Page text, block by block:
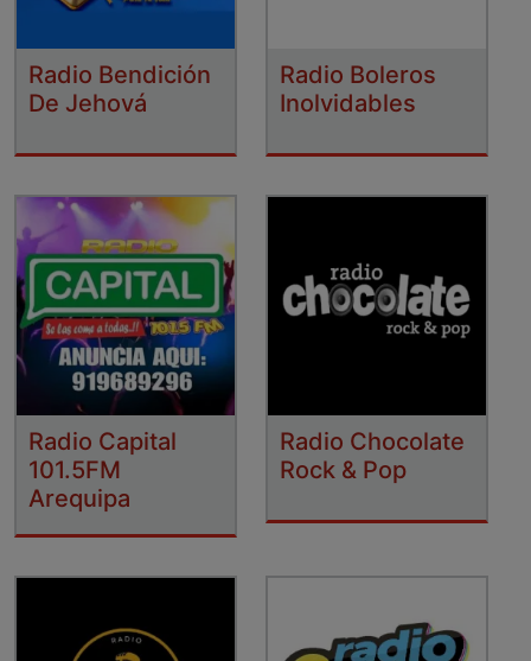
Radio Bendición
De Jehová
Radio Boleros
Inolvidables
Radio Capital
101.5FM
Arequipa
Radio Chocolate
Rock & Pop